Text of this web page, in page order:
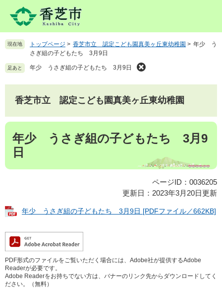
先を 現在地 トップページ > 香芝市立 認定こども園真美ヶ丘東幼稚園 > 年少 う
さぎ組の子どもたち 3月9日
足あと 年少 うさぎ組の子どもたち 3月9日
香芝市立 認定こども園真美ヶ丘東幼稚園
本
年少 うさぎ組の子どもたち 3月9
日
ページID：0036205
更新日：2023年3月20日更新
年少 うさぎ組の子どもたち 3月9日 [PDFファイル／662KB]
PDF形式のファイルをご覧いただく場合には、Adobe社が提供するAdobe
Readerが必要です。
Adobe Readerをお持ちでない方は、バナーのリンク先からダウンロードしてく
ださい。（無料）